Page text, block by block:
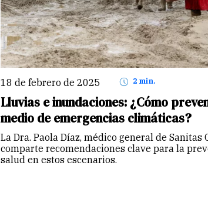
18 de febrero de 2025 2 min.
Lluvias e inundaciones: ¿Cómo
medio de emergencias climáticas?
La Dra. Paola Díaz, médico general de Sanitas
comparte recomendaciones clave para la
salud en estos escenarios.